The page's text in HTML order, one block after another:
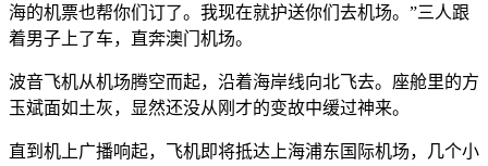
海的机票也帮你们订了。我现在就护送你们去机场。”三人跟
着男子上了车，直奔澳门机场。
波音飞机从机场腾空而起，沿着海岸线向北飞去。座舱里的方
玉斌面如土灰，显然还没从刚才的变故中缓过神来。
直到机上广播响起，飞机即将抵达上海浦东国际机场，几个小